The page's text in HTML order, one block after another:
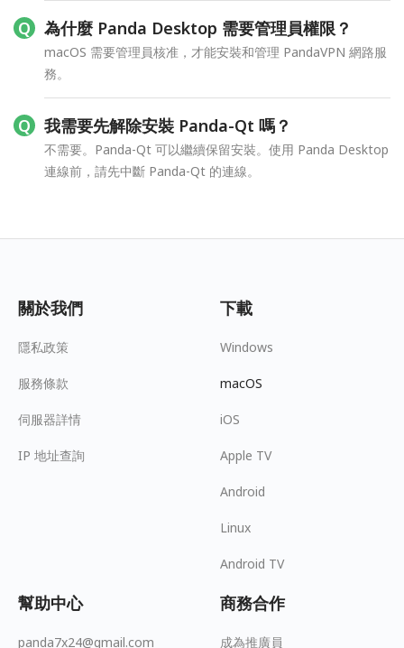
為什麼 Panda Desktop 需要管理員權限？
macOS 需要管理員核准，才能安裝和管理 PandaVPN 網路服
務。
我需要先解除安裝 Panda-Qt 嗎？
不需要。Panda-Qt 可以繼續保留安裝。使用 Panda Desktop
連線前，請先中斷 Panda-Qt 的連線。
關於我們
隱私政策
服務條款
伺服器詳情
IP 地址查詢
下載
Windows
macOS
iOS
Apple TV
Android
Linux
Android TV
幫助中心
panda7x24@gmail.com
商務合作
成為推廣員